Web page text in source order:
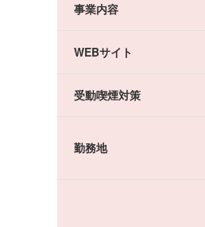
事業内容
WEBサイト
受動喫煙対策
勤務地